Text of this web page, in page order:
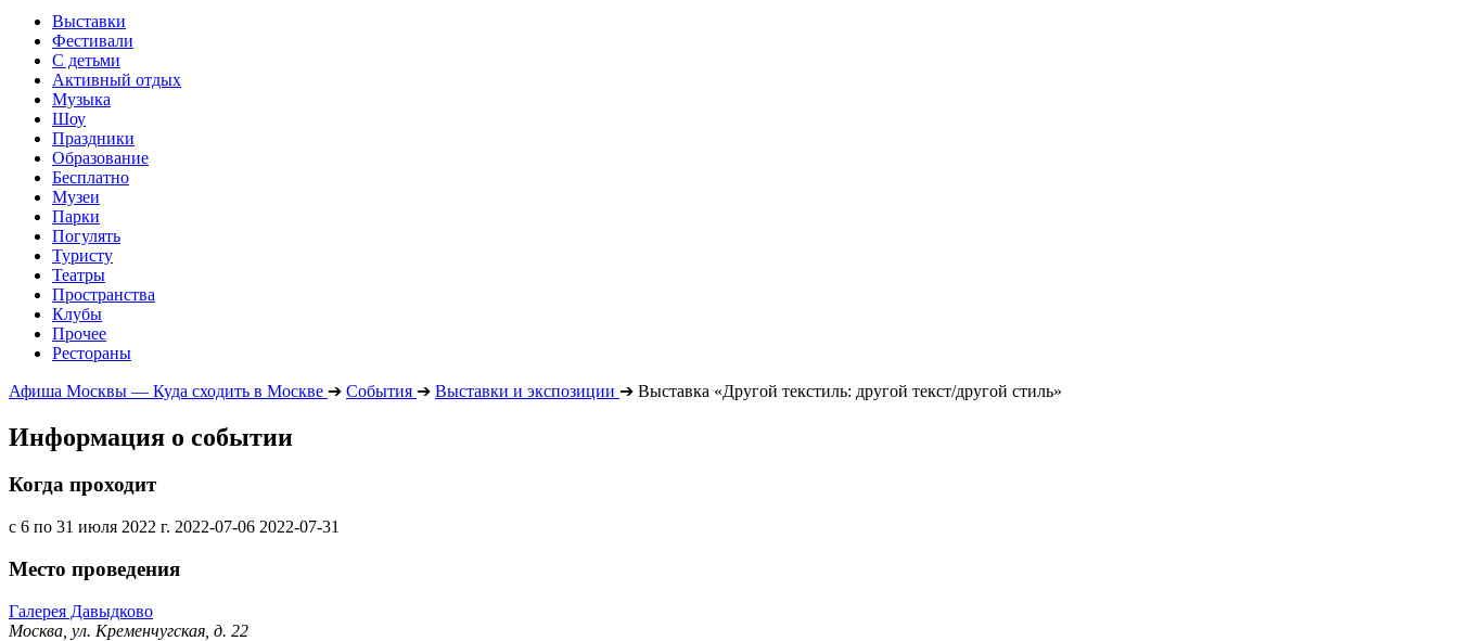
Выставки
Фестивали
С детьми
Активный отдых
Музыка
Шоу
Праздники
Образование
Бесплатно
Музеи
Парки
Погулять
Туристу
Театры
Пространства
Клубы
Прочее
Рестораны
Афиша Москвы — Куда сходить в Москве ➔ События ➔ Выставки и экспозиции ➔ Выставка «Другой текстиль: другой текст/другой стиль»
Информация о событии
Когда проходит
с 6 по 31 июля 2022 г. 2022-07-06 2022-07-31
Место проведения
Галерея Давыдково
Москва, ул. Кременчугская, д. 22